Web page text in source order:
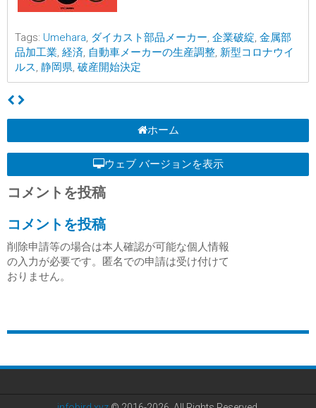
Tags: Umehara, ダイカスト部品メーカー, 企業破綻, 金属部
品加工業, 経済, 自動車メーカーの生産調整, 新型コロナウイ
ルス, 静岡県, 破産開始決定
ホーム
ウェブ バージョンを表示
コメントを投稿
コメントを投稿
削除申請等の場合は本人確認が可能な個人情報
の入力が必要です。匿名での申請は受け付けて
おりません。